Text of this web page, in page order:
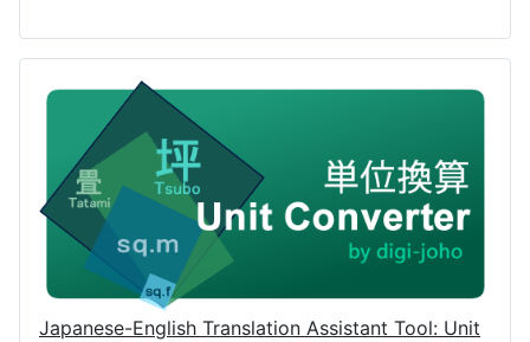
Japanese-English Translation Assistant Tool: Unit